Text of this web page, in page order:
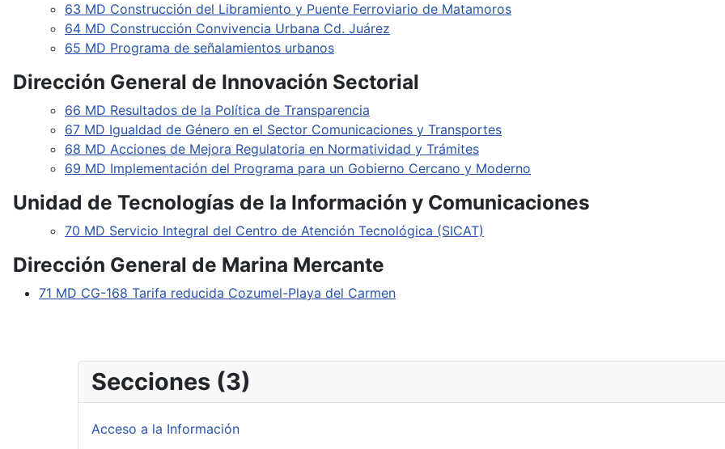
63 MD Construcción del Libramiento y Puente Ferroviario de Matamoros
64 MD Construcción Convivencia Urbana Cd. Juárez
65 MD Programa de señalamientos urbanos
Dirección General de Innovación Sectorial
66 MD Resultados de la Política de Transparencia
67 MD Igualdad de Género en el Sector Comunicaciones y Transportes
68 MD Acciones de Mejora Regulatoria en Normatividad y Trámites
69 MD Implementación del Programa para un Gobierno Cercano y Moderno
Unidad de Tecnologías de la Información y Comunicaciones
70 MD Servicio Integral del Centro de Atención Tecnológica (SICAT)
Dirección General de Marina Mercante
71 MD CG-168 Tarifa reducida Cozumel-Playa del Carmen
Secciones (3)
Acceso a la Información